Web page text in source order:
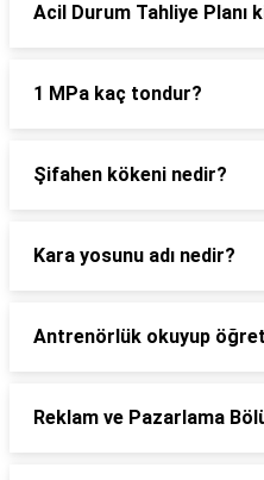
Acil Durum Tahliye Planı
1 MPa kaç tondur?
Şifahen kökeni nedir?
Kara yosunu adı nedir?
Antrenörlük okuyup
Reklam ve Pazarlama